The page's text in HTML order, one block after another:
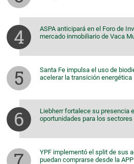
ASPA anticipará en el Foro de
mercado inmobiliario de Vaca
Santa Fe impulsa el uso de
acelerar la transición energética
Liebherr fortalece su presencia
oportunidades para los
YPF implementó el split de sus
puedan comprarse desde la